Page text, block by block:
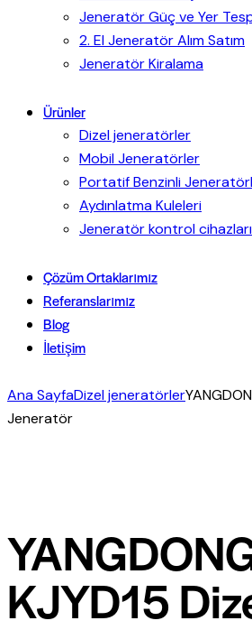
Jeneratör Güç ve Yer
2. El Jeneratör Alım Satım
Jeneratör Kiralama
Ürünler
Dizel jeneratörler
Mobil Jeneratörler
Portatif Benzinli
Aydınlatma Kuleleri
Jeneratör kontrol cihazları
Çözüm Ortaklarımız
Referanslarımız
Blog
İletişim
Ana SayfaDizel jeneratörler
Jeneratör
KJYD15